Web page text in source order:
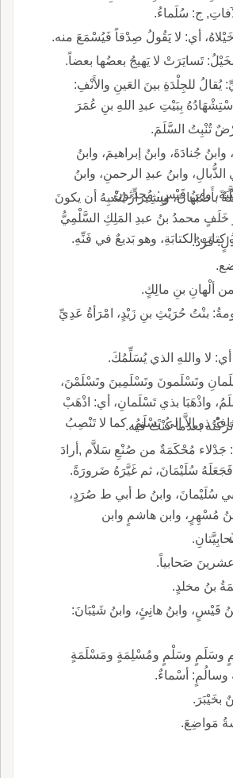
ج: سُلَماءُ.
أي: لا يَقُولُ صِدْقاً فَيُسْمَعَ منه.
تَسايَرَتْ لا يَهيجُ بعضُها بعضاً.
للجِلْدَةِ بينَ العَينِ والأَنْفِ:
بِبَيْتِ عبدِ اللهِ بنِ عُمَرَ
تُنْبِتُ السَّلَمَ.
جُنادَةَ، وابنُ إبراهيمَ، وابنُ
الذُّبالِ، وابنُ عبدِ الرحمنِ، وابنُ
وابنُ قَيْسٍ: مُحدِّثونَ.
بأَصْبَهانَ، وبِشِيرازَ يُشْبِهُ أن يكونَ
من إحْدَاهُما أبو خَلَفٍ محمدُ بنُ عبدِ المَلِكِ السَّلْمِيُّ
الكتابَةِ، وهو بَديعٌ في فَنِّهِ.فَرْدٌ.
ألْهانِ بنِ مالِكٍ.
بنْتُ حُرَيْثِ بنِ زَيْدٍ، امْرَأةُ عَدِيِّ
لا واللهِ الذي يُسَلِّمُكَ.
وتَسْلَمونَ وتَسْلَمِينَ وتَسْلَمْنَ،
واذْهَبَا بذي تَسْلَمانِ، أي: اذْهَبْ
ذو إلاَّ إلى تَسْلَمُ، كما لا تَنْصِبُ
جَدْلاء مُحْكَمَةٌ من صُنْعِ سَلاَّم ,أرادَ
سُلَيْمَانَ، ثم غَيَّرَهُ ضَرورَةً.
سُلَيْمانَ، وابنُ ط أبي ط صُرَدٍ،
مُسْهِرٍ، وابن هاشمٍ وابن
صَحابياً.
بنُ مخلدٍ.
قَيْسٍ، وابنُ هانِئٍ، وابنُ شَيْبَانَ:
وسَلَمٍ وسَلْمٍ ومُسْلِمَةٍ ومَسْلَمَةٍ
وسالُمٍ: أسْماءٌ.
بخَيْبَرَ.
مَواضِعَ.